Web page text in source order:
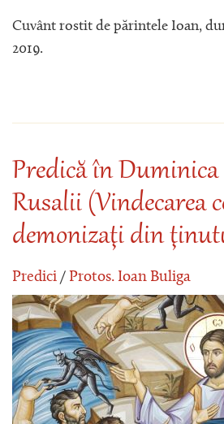
Cuvânt rostit de părintele Ioan,
2019.
Predică în Duminica
Rusalii (Vindecarea
demonizaţi din
Predici / Protos. Ioan Buliga